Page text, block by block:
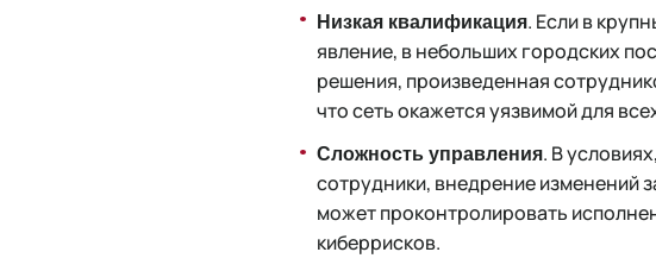
Низкая квалификация. Если в
явление, в небольших городских
решения, произведенная
что сеть окажется уязвимой для
Сложность управления. В
сотрудники, внедрение изменений
может проконтролировать
киберрисков.